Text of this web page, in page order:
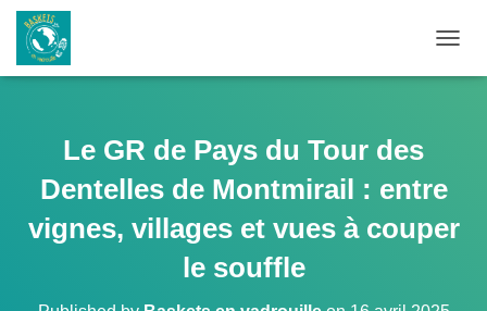
Le GR de Pays du Tour des
Dentelles de Montmirail : entre
vignes, villages et vues à couper
le souffle